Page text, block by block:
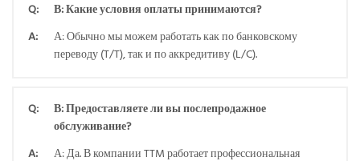
Q:
В: Какие условия оплаты принимаются?
A:
А: Обычно мы можем работать как по банковскому
переводу (T/T), так и по аккредитиву (L/C).
Q:
В: Предоставляете ли вы послепродажное
обслуживание?
A:
А: Да. В компании TTM работает профессиональная